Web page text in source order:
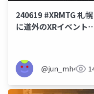
240619 #XRMTG 札幌
に道外のXRイベント
@jun_mh4g